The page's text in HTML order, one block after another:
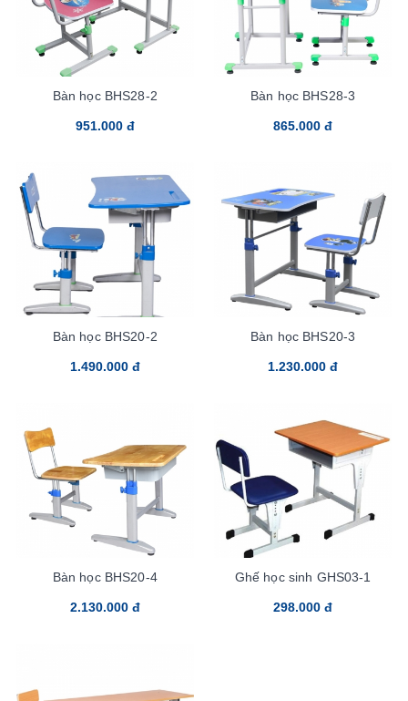
Bàn học BHS28-2
951.000 đ
Bàn học BHS28-3
865.000 đ
Bàn học BHS20-2
1.490.000 đ
Bàn học BHS20-3
1.230.000 đ
Bàn học BHS20-4
2.130.000 đ
Ghế học sinh GHS03-1
298.000 đ